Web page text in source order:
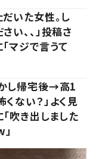
いた女性。し
い、、」投稿さ
マジで言うて
し帰宅後→高1
ない？」よく見
吹き出しました